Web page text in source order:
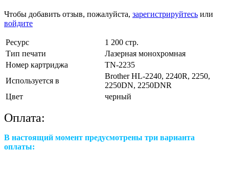
Чтобы добавить отзыв, пожалуйста, зарегистрируйтесь или
войдите
Ресурс
1 200 стр.
Тип печати
Лазерная монохромная
Номер картриджа
TN-2235
Используется в
Brother HL-2240, 2240R, 2250,
2250DN, 2250DNR
Цвет
черный
Оплата:
В настоящий момент предусмотрены три варианта
оплаты: